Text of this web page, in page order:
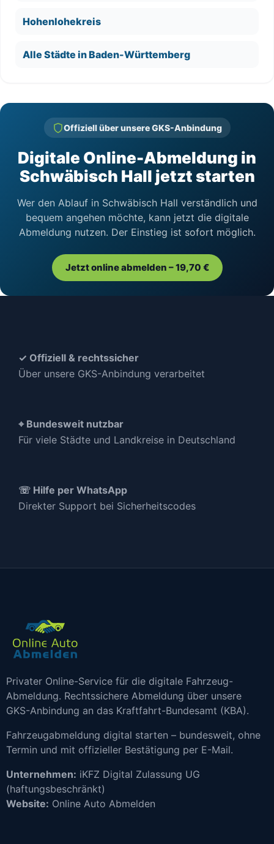
Hohenlohekreis
Alle Städte in Baden-Württemberg
Offiziell über unsere GKS-Anbindung
Digitale Online-Abmeldung in
Schwäbisch Hall jetzt starten
Wer den Ablauf in Schwäbisch Hall verständlich und
bequem angehen möchte, kann jetzt die digitale
Abmeldung nutzen. Der Einstieg ist sofort möglich.
Jetzt online abmelden – 19,70 €
✓ Offiziell & rechtssicher
Über unsere GKS-Anbindung verarbeitet
⌖ Bundesweit nutzbar
Für viele Städte und Landkreise in Deutschland
☏ Hilfe per WhatsApp
Direkter Support bei Sicherheitscodes
Privater Online-Service für die digitale Fahrzeug-
Abmeldung. Rechtssichere Abmeldung über unsere
GKS-Anbindung an das Kraftfahrt-Bundesamt (KBA).
Fahrzeugabmeldung digital starten – bundesweit, ohne
Termin und mit offizieller Bestätigung per E-Mail.
Unternehmen: iKFZ Digital Zulassung UG
(haftungsbeschränkt)
Website: Online Auto Abmelden